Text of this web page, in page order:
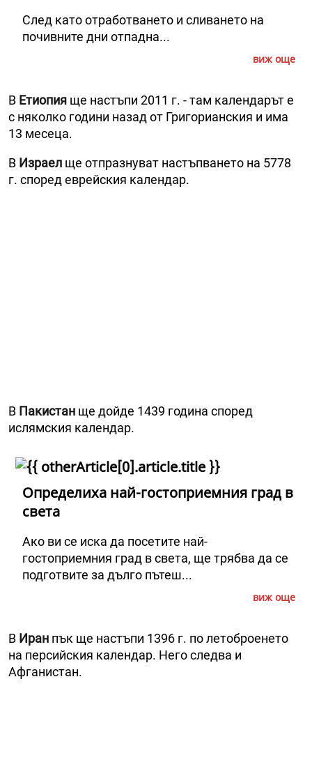
След като отработването и сливането на
почивните дни отпадна...
виж още
В Етиопия ще настъпи 2011 г. - там календарът е
с няколко години назад от Григорианския и има
13 месеца.
В Израел ще отпразнуват настъпването на 5778
г. според еврейския календар.
В Пакистан ще дойде 1439 година според
ислямския календар.
Определиха най-гостоприемния град в
света
Ако ви се иска да посетите най-
гостоприемния град в света, ще трябва да се
подготвите за дълго пътеш...
виж още
В Иран пък ще настъпи 1396 г. по летоброенето
на персийския календар. Него следва и
Афганистан.